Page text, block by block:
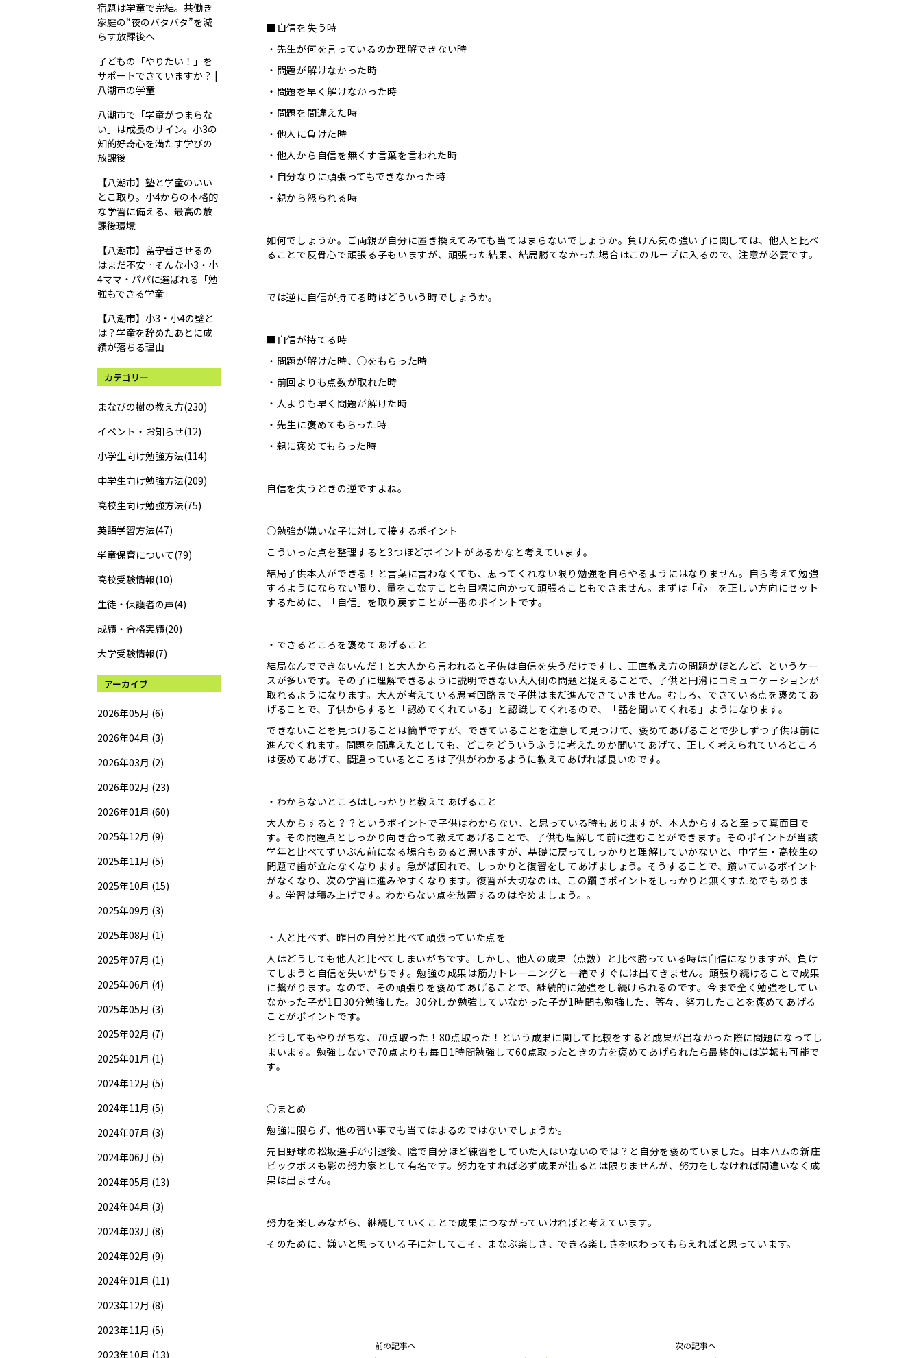
宿題は学童で完結。共働き
家庭の“夜のバタバタ”を減
らす放課後へ
子どもの「やりたい！」を
サポートできていますか？ |
八潮市の学童
八潮市で「学童がつまらな
い」は成長のサイン。小3の
知的好奇心を満たす学びの
放課後
【八潮市】塾と学童のいい
とこ取り。小4からの本格的
な学習に備える、最高の放
課後環境
【八潮市】留守番させるの
はまだ不安…そんな小3・小
4ママ・パパに選ばれる「勉
強もできる学童」
【八潮市】小3・小4の壁と
は？学童を辞めたあとに成
績が落ちる理由
カテゴリー
まなびの樹の教え方(230)
イベント・お知らせ(12)
小学生向け勉強方法(114)
中学生向け勉強方法(209)
高校生向け勉強方法(75)
英語学習方法(47)
学童保育について(79)
高校受験情報(10)
生徒・保護者の声(4)
成績・合格実績(20)
大学受験情報(7)
アーカイブ
2026年05月 (6)
2026年04月 (3)
2026年03月 (2)
2026年02月 (23)
2026年01月 (60)
2025年12月 (9)
2025年11月 (5)
2025年10月 (15)
2025年09月 (3)
2025年08月 (1)
2025年07月 (1)
2025年06月 (4)
2025年05月 (3)
2025年02月 (7)
2025年01月 (1)
2024年12月 (5)
2024年11月 (5)
2024年07月 (3)
2024年06月 (5)
2024年05月 (13)
2024年04月 (3)
2024年03月 (8)
2024年02月 (9)
2024年01月 (11)
2023年12月 (8)
2023年11月 (5)
2023年10月 (13)
■自信を失う時
・先生が何を言っているのか理解できない時
・問題が解けなかった時
・問題を早く解けなかった時
・問題を間違えた時
・他人に負けた時
・他人から自信を無くす言葉を言われた時
・自分なりに頑張ってもできなかった時
・親から怒られる時
如何でしょうか。ご両親が自分に置き換えてみても当てはまらないでしょうか。負けん気の強い子に関しては、他人と比べ
ることで反骨心で頑張る子もいますが、頑張った結果、結局勝てなかった場合はこのループに入るので、注意が必要です。
では逆に自信が持てる時はどういう時でしょうか。
■自信が持てる時
・問題が解けた時、◯をもらった時
・前回よりも点数が取れた時
・人よりも早く問題が解けた時
・先生に褒めてもらった時
・親に褒めてもらった時
自信を失うときの逆ですよね。
◯勉強が嫌いな子に対して接するポイント
こういった点を整理すると3つほどポイントがあるかなと考えています。
結局子供本人ができる！と言葉に言わなくても、思ってくれない限り勉強を自らやるようにはなりません。自ら考えて勉強
するようにならない限り、量をこなすことも目標に向かって頑張ることもできません。まずは「心」を正しい方向にセット
するために、「自信」を取り戻すことが一番のポイントです。
・できるところを褒めてあげること
結局なんでできないんだ！と大人から言われると子供は自信を失うだけですし、正直教え方の問題がほとんど、というケー
スが多いです。その子に理解できるように説明できない大人側の問題と捉えることで、子供と円滑にコミュニケーションが
取れるようになります。大人が考えている思考回路まで子供はまだ進んできていません。むしろ、できている点を褒めてあ
げることで、子供からすると「認めてくれている」と認識してくれるので、「話を聞いてくれる」ようになります。
できないことを見つけることは簡単ですが、できていることを注意して見つけて、褒めてあげることで少しずつ子供は前に
進んでくれます。問題を間違えたとしても、どこをどういうふうに考えたのか聞いてあげて、正しく考えられているところ
は褒めてあげて、間違っているところは子供がわかるように教えてあげれば良いのです。
・わからないところはしっかりと教えてあげること
大人からすると？？というポイントで子供はわからない、と思っている時もありますが、本人からすると至って真面目で
す。その問題点としっかり向き合って教えてあげることで、子供も理解して前に進むことができます。そのポイントが当該
学年と比べてずいぶん前になる場合もあると思いますが、基礎に戻ってしっかりと理解していかないと、中学生・高校生の
問題で歯が立たなくなります。急がば回れで、しっかりと復習をしてあげましょう。そうすることで、躓いているポイント
がなくなり、次の学習に進みやすくなります。復習が大切なのは、この躓きポイントをしっかりと無くすためでもありま
す。学習は積み上げです。わからない点を放置するのはやめましょう。。
・人と比べず、昨日の自分と比べて頑張っていた点を
人はどうしても他人と比べてしまいがちです。しかし、他人の成果（点数）と比べ勝っている時は自信になりますが、負け
てしまうと自信を失いがちです。勉強の成果は筋力トレーニングと一緒ですぐには出てきません。頑張り続けることで成果
に繋がります。なので、その頑張りを褒めてあげることで、継続的に勉強をし続けられるのです。今まで全く勉強をしてい
なかった子が1日30分勉強した。30分しか勉強していなかった子が1時間も勉強した、等々、努力したことを褒めてあげる
ことがポイントです。
どうしてもやりがちな、70点取った！80点取った！という成果に関して比較をすると成果が出なかった際に問題になってし
まいます。勉強しないで70点よりも毎日1時間勉強して60点取ったときの方を褒めてあげられたら最終的には逆転も可能で
す。
◯まとめ
勉強に限らず、他の習い事でも当てはまるのではないでしょうか。
先日野球の松坂選手が引退後、陰で自分ほど練習をしていた人はいないのでは？と自分を褒めていました。日本ハムの新庄
ビックボスも影の努力家として有名です。努力をすれば必ず成果が出るとは限りませんが、努力をしなければ間違いなく成
果は出ません。
努力を楽しみながら、継続していくことで成果につながっていければと考えています。
そのために、嫌いと思っている子に対してこそ、まなぶ楽しさ、できる楽しさを味わってもらえればと思っています。
前の記事へ 次の記事へ